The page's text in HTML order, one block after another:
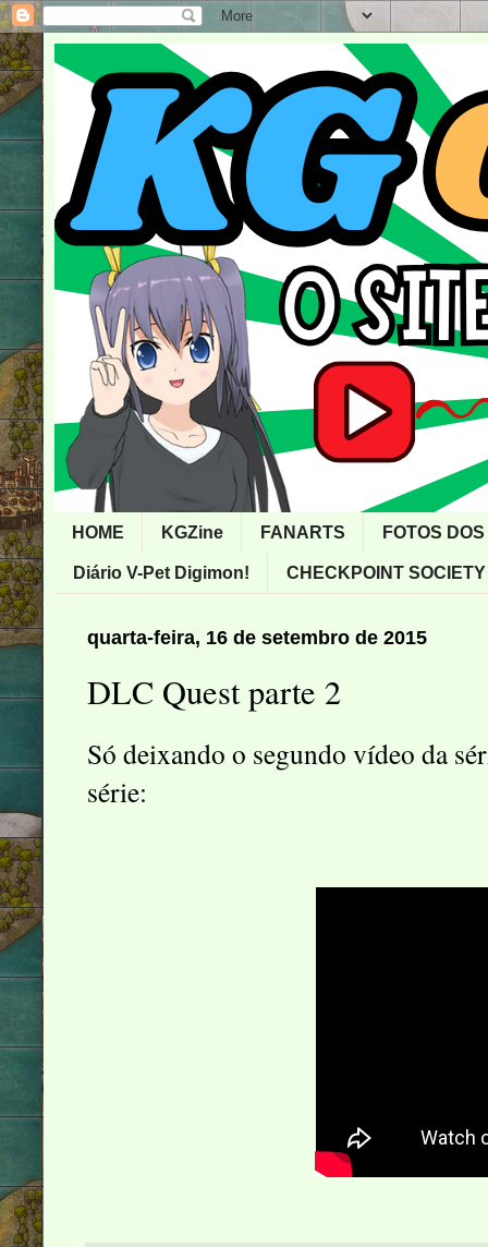
HOME KGZine FANARTS FOTOS
Diário V-Pet Digimon! CHECKPOINT SOCIETY
quarta-feira, 16 de setembro de 2015
DLC Quest parte 2
Só deixando o segundo vídeo da
série: